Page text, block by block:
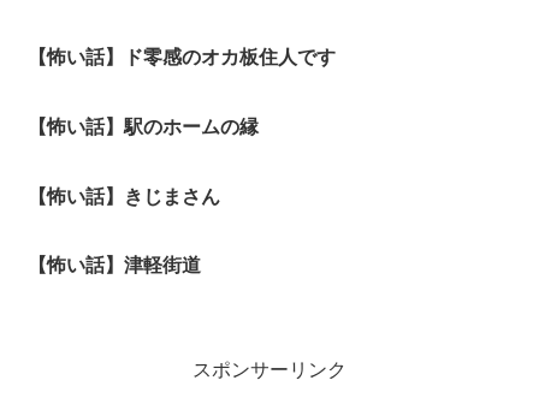
【怖い話】ド零感のオカ板住人です
【怖い話】駅のホームの縁
【怖い話】きじまさん
【怖い話】津軽街道
スポンサーリンク